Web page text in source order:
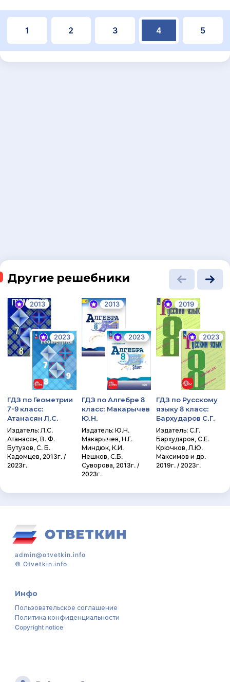
1 2 3 4 5
Другие решебники
2013
2023
ГДЗ по Геометрии
7-9 класс:
Атанасян Л.С.
Издатель: Л.С.
Атанасян, В. Ф.
Бутузов, С. Б.
Кадомцев, 2013г. /
2023г.
2013
2023
ГДЗ по Алгебре 8
класс: Макарычев
Ю.Н.
Издатель: Ю.Н.
Макарычев, Н.Г.
Миндюк, К.И.
Нешков, С.Б.
Суворова, 2013г. /
2023г.
2019
2023
ГДЗ по Русскому
языку 8 класс:
Бархударов С.Г.
Издатель: С.Г.
Бархударов, С.Е.
Крючков, Л.Ю.
Максимов и др.
2019г. / 2023г.
admin@otvetkin.info
©Otvetkin.info
Инфо
Пользовательское соглашение
Политика конфиденциальности
Copyright notice